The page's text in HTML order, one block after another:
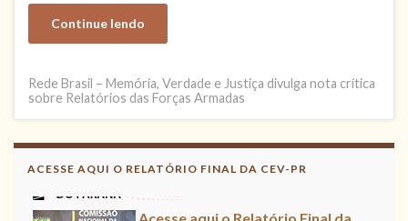
Continue lendo
Rede Brasil – Memória, Verdade e Justiça divulga nota crítica
sobre Relatórios das Forças Armadas
ACESSE AQUI O RELATÓRIO FINAL DA CEV-PR
Leia, contribua !
Acesse aqui o Relatório Final da